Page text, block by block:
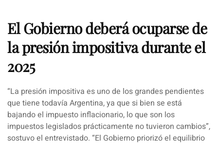
El Gobierno deberá ocuparse de
la presión impositiva durante el
2025
“La presión impositiva es uno de los grandes pendientes
que tiene todavía Argentina, ya que si bien se está
bajando el impuesto inflacionario, lo que son los
impuestos legislados prácticamente no tuvieron cambios”,
sostuvo el entrevistado. “El Gobierno priorizó el equilibrio